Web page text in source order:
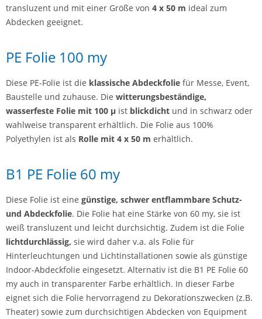
transluzent und mit einer Größe von 4 x 50 m ideal zum
Abdecken geeignet.
PE Folie 100 my
Diese PE-Folie ist die klassische Abdeckfolie für Messe, Event,
Baustelle und zuhause. Die witterungsbeständige,
wasserfeste Folie mit 100 µ ist blickdicht und in schwarz oder
wahlweise transparent erhältlich. Die Folie aus 100%
Polyethylen ist als Rolle mit 4 x 50 m erhältlich.
B1 PE Folie 60 my
Diese Folie ist eine günstige, schwer entflammbare Schutz-
und Abdeckfolie. Die Folie hat eine Stärke von 60 my, sie ist
weiß transluzent und leicht durchsichtig. Zudem ist die Folie
lichtdurchlässig, sie wird daher v.a. als Folie für
Hinterleuchtungen und Lichtinstallationen sowie als günstige
Indoor-Abdeckfolie eingesetzt. Alternativ ist die B1 PE Folie 60
my auch in transparenter Farbe erhältlich. In dieser Farbe
eignet sich die Folie hervorragend zu Dekorationszwecken (z.B.
Theater) sowie zum durchsichtigen Abdecken von Equipment